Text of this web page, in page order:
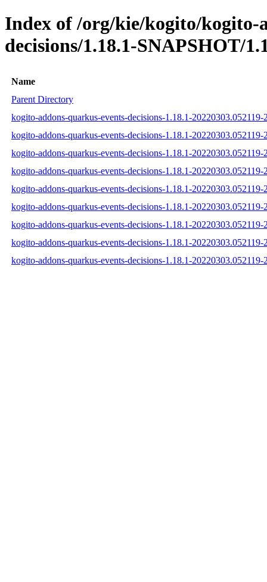
Index of /org/kie/kogito/kogito-
decisions/1.18.1-SNAPSHOT/
Name
Parent Directory
kogito-addons-quarkus-events-decisions-1.18.1-20220303.052119-
kogito-addons-quarkus-events-decisions-1.18.1-20220303.052119-
kogito-addons-quarkus-events-decisions-1.18.1-20220303.052119-
kogito-addons-quarkus-events-decisions-1.18.1-20220303.052119-
kogito-addons-quarkus-events-decisions-1.18.1-20220303.052119-
kogito-addons-quarkus-events-decisions-1.18.1-20220303.052119-
kogito-addons-quarkus-events-decisions-1.18.1-20220303.052119-
kogito-addons-quarkus-events-decisions-1.18.1-20220303.052119-
kogito-addons-quarkus-events-decisions-1.18.1-20220303.052119-